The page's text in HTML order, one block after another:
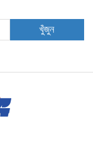
খুঁজুন